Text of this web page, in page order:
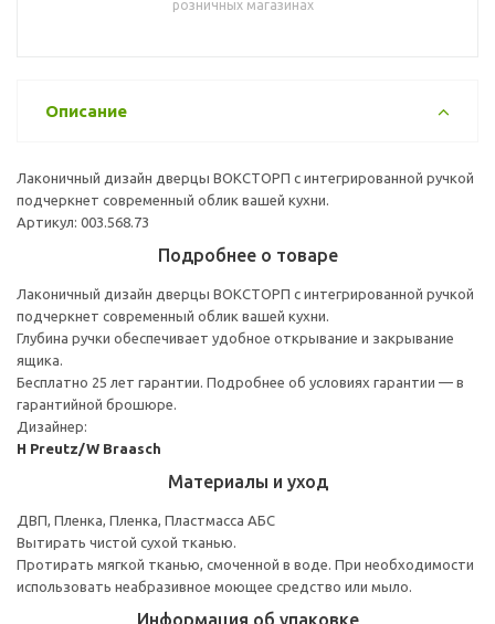
розничных магазинах
Описание
Лаконичный дизайн дверцы ВОКСТОРП с интегрированной ручкой
подчеркнет современный облик вашей кухни.
Артикул: 003.568.73
Подробнее о товаре
Лаконичный дизайн дверцы ВОКСТОРП с интегрированной ручкой
подчеркнет современный облик вашей кухни.
Глубина ручки обеспечивает удобное открывание и закрывание
ящика.
Бесплатно 25 лет гарантии. Подробнее об условиях гарантии — в
гарантийной брошюре.
Дизайнер:
H Preutz/W Braasch
Материалы и уход
ДВП, Пленка, Пленка, Пластмасса АБС
Вытирать чистой сухой тканью.
Протирать мягкой тканью, смоченной в воде. При необходимости
использовать неабразивное моющее средство или мыло.
Информация об упаковке